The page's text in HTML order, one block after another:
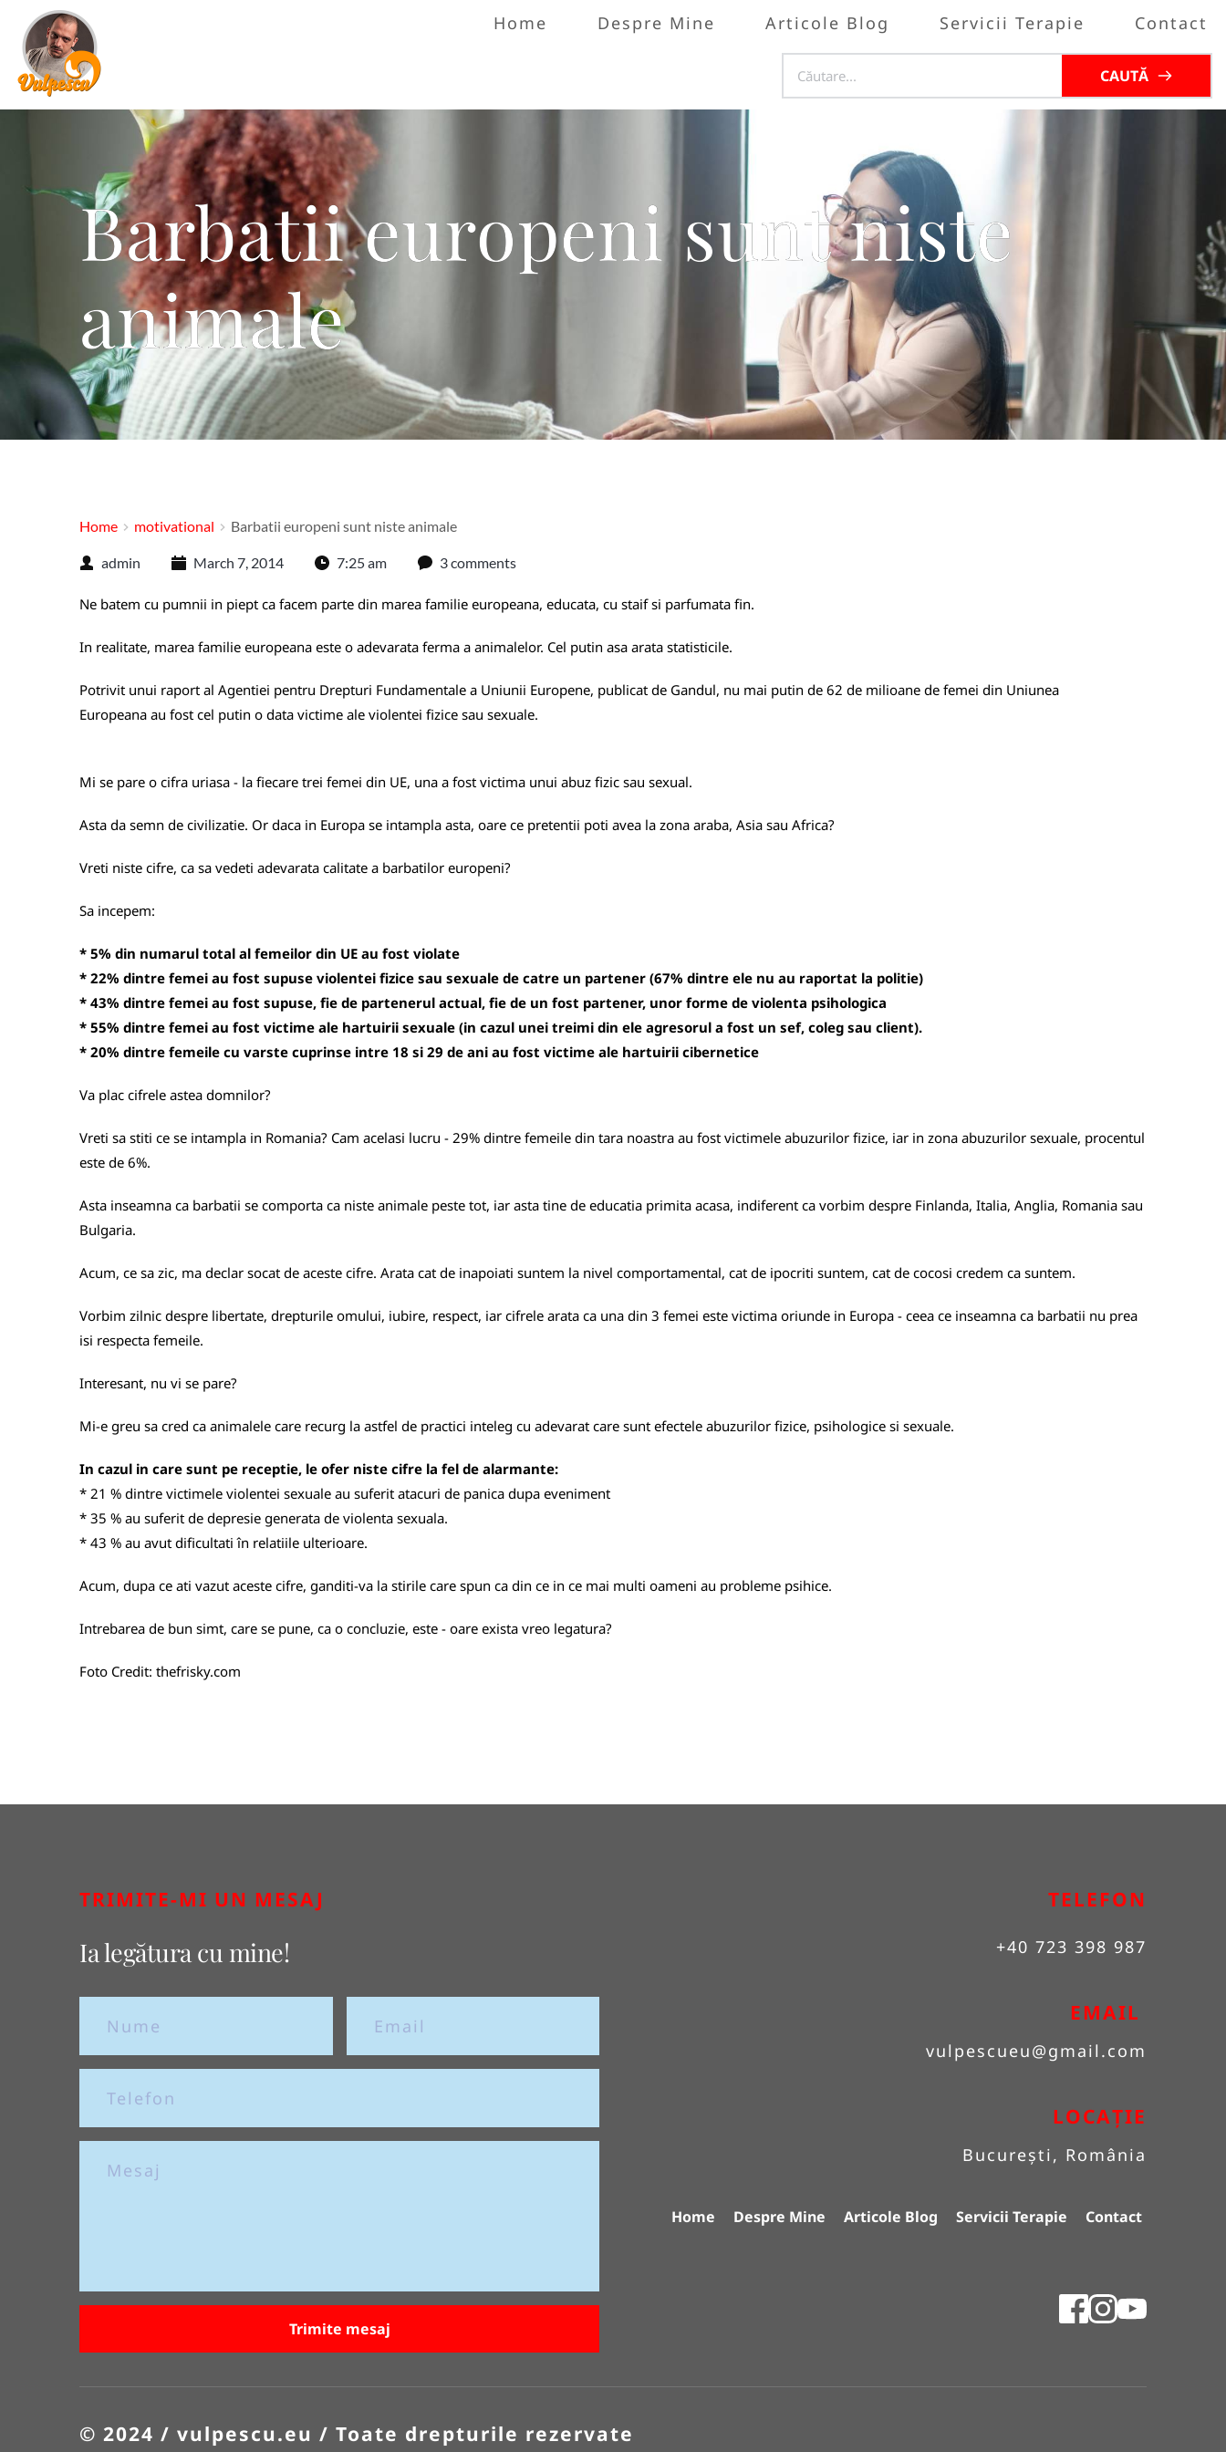
Home Despre Mine Articole Blog Servicii Terapie Contact
CAUTĂ
Barbatii europeni sunt niste
animale
Home motivational Barbatii europeni sunt niste animale
admin March 7, 2014 7:25 am 3 comments
Ne batem cu pumnii in piept ca facem parte din marea familie europeana, educata, cu staif si parfumata fin.
In realitate, marea familie europeana este o adevarata ferma a animalelor. Cel putin asa arata statisticile.
Potrivit unui raport al Agentiei pentru Drepturi Fundamentale a Uniunii Europene, publicat de Gandul, nu mai putin de 62 de milioane de femei din Uniunea
Europeana au fost cel putin o data victime ale violentei fizice sau sexuale.
Mi se pare o cifra uriasa - la fiecare trei femei din UE, una a fost victima unui abuz fizic sau sexual.
Asta da semn de civilizatie. Or daca in Europa se intampla asta, oare ce pretentii poti avea la zona araba, Asia sau Africa?
Vreti niste cifre, ca sa vedeti adevarata calitate a barbatilor europeni?
Sa incepem:
* 5% din numarul total al femeilor din UE au fost violate
* 22% dintre femei au fost supuse violentei fizice sau sexuale de catre un partener (67% dintre ele nu au raportat la politie)
* 43% dintre femei au fost supuse, fie de partenerul actual, fie de un fost partener, unor forme de violenta psihologica
* 55% dintre femei au fost victime ale hartuirii sexuale (in cazul unei treimi din ele agresorul a fost un sef, coleg sau client).
* 20% dintre femeile cu varste cuprinse intre 18 si 29 de ani au fost victime ale hartuirii cibernetice
Va plac cifrele astea domnilor?
Vreti sa stiti ce se intampla in Romania? Cam acelasi lucru - 29% dintre femeile din tara noastra au fost victimele abuzurilor fizice, iar in zona abuzurilor sexuale, procentul
este de 6%.
Asta inseamna ca barbatii se comporta ca niste animale peste tot, iar asta tine de educatia primita acasa, indiferent ca vorbim despre Finlanda, Italia, Anglia, Romania sau
Bulgaria.
Acum, ce sa zic, ma declar socat de aceste cifre. Arata cat de inapoiati suntem la nivel comportamental, cat de ipocriti suntem, cat de cocosi credem ca suntem.
Vorbim zilnic despre libertate, drepturile omului, iubire, respect, iar cifrele arata ca una din 3 femei este victima oriunde in Europa - ceea ce inseamna ca barbatii nu prea
isi respecta femeile.
Interesant, nu vi se pare?
Mi-e greu sa cred ca animalele care recurg la astfel de practici inteleg cu adevarat care sunt efectele abuzurilor fizice, psihologice si sexuale.
In cazul in care sunt pe receptie, le ofer niste cifre la fel de alarmante:
* 21 % dintre victimele violentei sexuale au suferit atacuri de panica dupa eveniment
* 35 % au suferit de depresie generata de violenta sexuala.
* 43 % au avut dificultati în relatiile ulterioare.
Acum, dupa ce ati vazut aceste cifre, ganditi-va la stirile care spun ca din ce in ce mai multi oameni au probleme psihice.
Intrebarea de bun simt, care se pune, ca o concluzie, este - oare exista vreo legatura?
Foto Credit: thefrisky.com
TRIMITE-MI UN MESAJ
Ia legătura cu mine!
Trimite mesaj
TELEFON
+40 723 398 987
EMAIL
vulpescueu@gmail.com
LOCAȚIE
București, România
Home Despre Mine Articole Blog Servicii Terapie Contact
© 2024 / vulpescu.eu / Toate drepturile rezervate